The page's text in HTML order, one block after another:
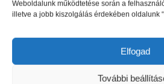
Weboldalunk működtetése során a
illetve a jobb kiszolgálás érdekében oldalunk
Elfogad
További
3 032Ft
Original
price
2 890FtCurrent
price